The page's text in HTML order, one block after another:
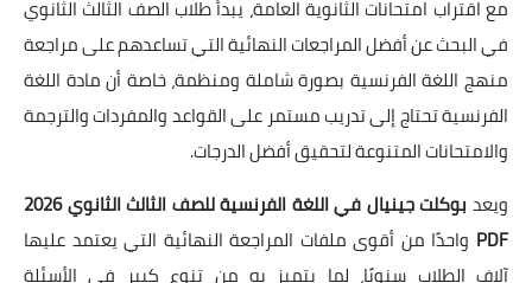
مع اقتراب امتحانات الثانوية العامة، يبدأ طلاب الصف الثالث الثانوي
في البحث عن أفضل المراجعات النهائية التي تساعدهم على مراجعة
منهج اللغة الفرنسية بصورة شاملة ومنظمة، خاصة أن مادة اللغة
الفرنسية تحتاج إلى تدريب مستمر على القواعد والمفردات والترجمة
والامتحانات المتنوعة لتحقيق أفضل الدرجات.
ويعد
بوكلت جينيال في اللغة الفرنسية للصف الثالث الثانوي 2026
PDF واحدًا من أقوى ملفات المراجعة النهائية التي يعتمد عليها
آلاف الطلاب سنويًا، لما يتميز به من تنوع كبير في الأسئلة